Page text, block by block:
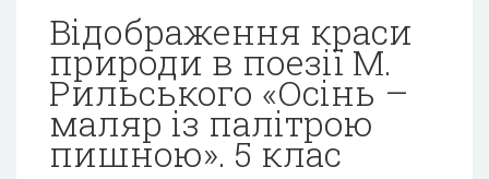
Відображення краси
природи в поезії М.
Рильського «Осінь –
маляр із палітрою
пишною». 5 клас